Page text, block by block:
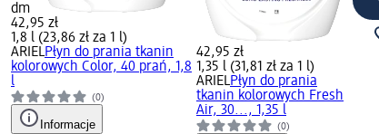
dm
42,95 zł
1,8 l (23,86 zł za 1 l)
ARIELPłyn do prania tkanin
kolorowych Color, 40 prań, 1,8
l
(0)
Informacje
42,95 zł
1,35 l (31,81 zł za 1 l)
ARIELPłyn do prania
tkanin kolorowych Fresh
Air, 30..., 1,35 l
(0)